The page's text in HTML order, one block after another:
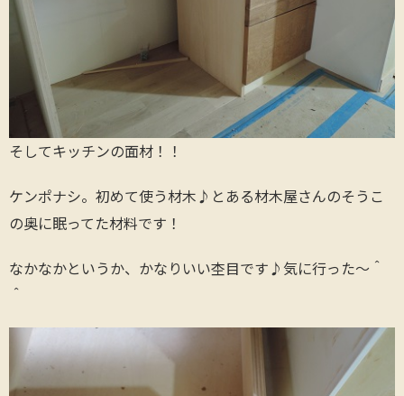
そしてキッチンの面材！！
ケンポナシ。初めて使う材木♪とある材木屋さんのそうこ
の奥に眠ってた材料です！
なかなかというか、かなりいい杢目です♪気に行った～＾
＾